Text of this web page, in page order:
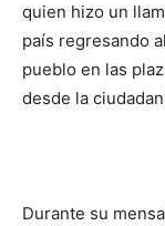
quien hizo un
país regresando
pueblo en las
desde la
Durante su